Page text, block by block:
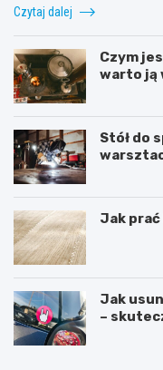
Czytaj dalej
Czym
warto ją
Stół do
Jak prać
Jak
–